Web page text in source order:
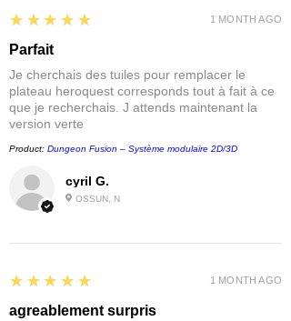
cyril G.
OSSUN, N
5
★★★★★
Parfait
Je cherchais des tuiles pour remplacer le
plateau heroquest corresponds tout à fait à ce
que je recherchais. J attends maintenant la
version verte
Product: Dungeon Fusion – Système modulaire 2D/3D
1 MONTH AGO
5
★★★★★
agreablement surpris
1 MONTH AGO